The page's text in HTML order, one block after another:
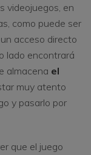
videojuegos, en
como puede ser
acceso directo
lado encontrará
almacena el
muy atento
y pasarlo por
que el juego